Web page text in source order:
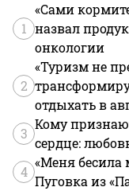
1
«Сами
назвал
онкологии
2
«Туризм не
отдыхать в
3
Кому
сердце:
4
«Меня бесила
Пуговка из